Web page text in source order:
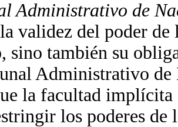
Administrativo de
validez del poder
sino también su
Administrativo de
la facultad
los poderes de